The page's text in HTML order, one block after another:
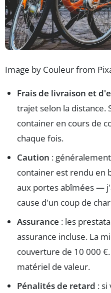
Image by Couleur from
Frais de livraison et
trajet selon la distance.
container en cours de
chaque fois.
Caution :
container est rendu en
aux portes abîmées —
cause d'un coup de
Assurance : les
assurance incluse. La
couverture de 10 000
matériel de valeur.
Pénalités de retard : si